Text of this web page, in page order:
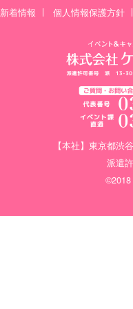
新着情報 個人情報保護方針
【本社】東京都渋
派遣
©2018